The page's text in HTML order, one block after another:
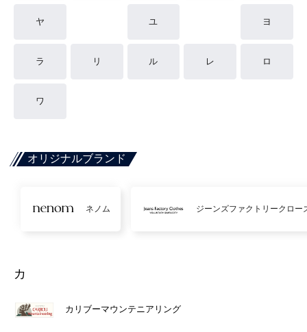
ヤ ユ ヨ
ラ リ ル レ ロ
ワ
オリジナルブランド
ネノム ジーンズファクトリークロー
カ
カリブーマウンテニアリング